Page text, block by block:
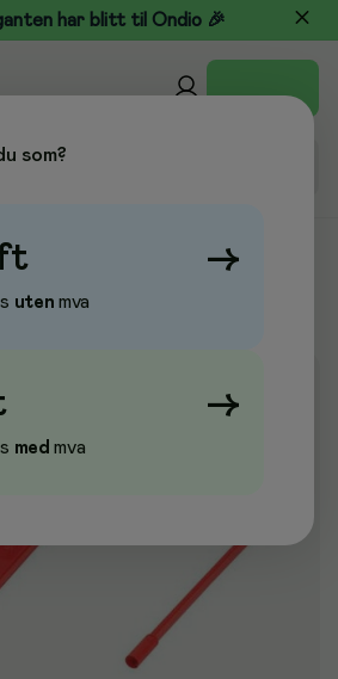
har blitt til Ondio 🎉
som?
→
uten mva
→
med mva